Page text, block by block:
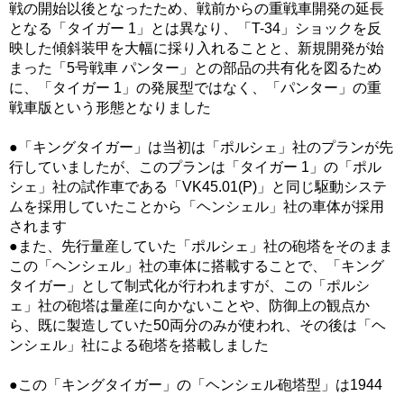
戦の開始以後となったため、戦前からの重戦車開発の延長
となる「タイガー 1」とは異なり、「T-34」ショックを反
映した傾斜装甲を大幅に採り入れることと、新規開発が始
まった「5号戦車 パンター」との部品の共有化を図るため
に、「タイガー 1」の発展型ではなく、「パンター」の重
戦車版という形態となりました
●「キングタイガー」は当初は「ポルシェ」社のプランが先
行していましたが、このプランは「タイガー 1」の「ポル
シェ」社の試作車である「VK45.01(P)」と同じ駆動システ
ムを採用していたことから「ヘンシェル」社の車体が採用
されます
●また、先行量産していた「ポルシェ」社の砲塔をそのまま
この「ヘンシェル」社の車体に搭載することで、「キング
タイガー」として制式化が行われますが、この「ポルシ
ェ」社の砲塔は量産に向かないことや、防御上の観点か
ら、既に製造していた50両分のみが使われ、その後は「ヘ
ンシェル」社による砲塔を搭載しました
●この「キングタイガー」の「ヘンシェル砲塔型」は1944